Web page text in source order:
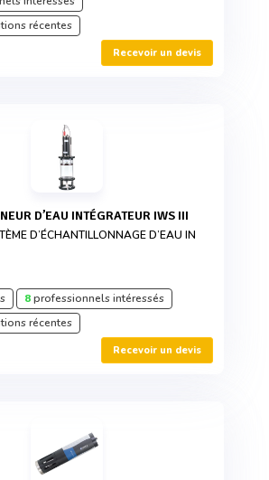
récentes
Recevoir un devis
D’EAU INTÉGRATEUR IWS III
D’ÉCHANTILLONNAGE D’EAU IN
8professionnels intéressés
récentes
Recevoir un devis